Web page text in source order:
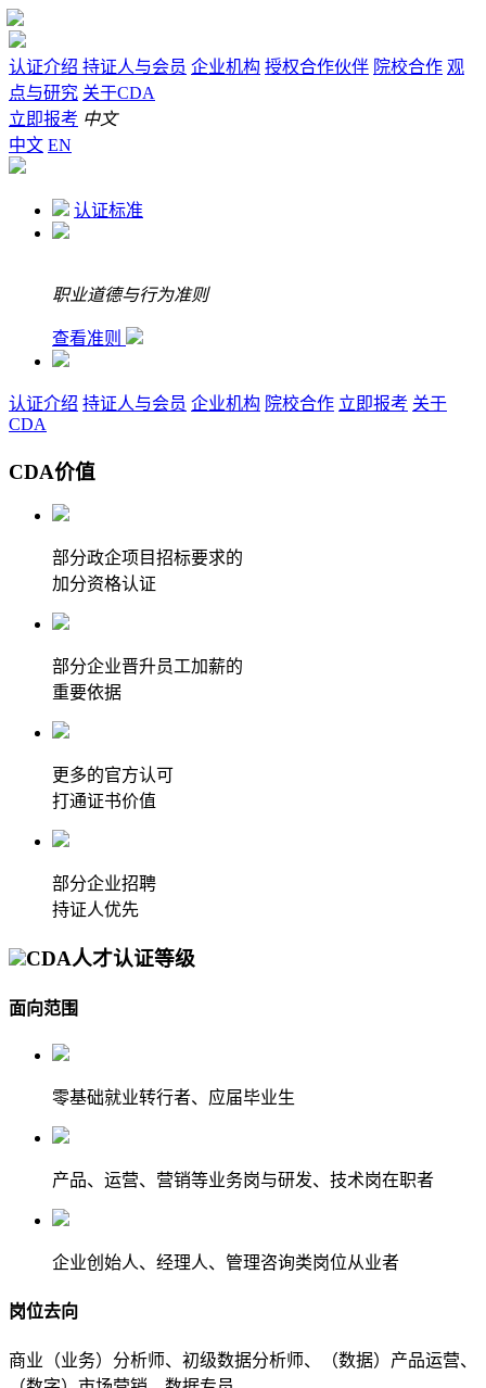
认证介绍 持证人与会员 企业机构 授权合作伙伴 院校合作 观
点与研究 关于CDA
立即报考 中文
中文 EN
认证标准
职业道德与行为准则
查看准则
认证介绍 持证人与会员 企业机构 院校合作 立即报考 关于
CDA
CDA价值
部分政企项目招标要求的
加分资格认证
部分企业晋升员工加薪的
重要依据
更多的官方认可
打通证书价值
部分企业招聘
持证人优先
CDA人才认证等级
面向范围
零基础就业转行者、应届毕业生
产品、运营、营销等业务岗与研发、技术岗在职者
企业创始人、经理人、管理咨询类岗位从业者
岗位去向
商业（业务）分析师、初级数据分析师、（数据）产品运营、